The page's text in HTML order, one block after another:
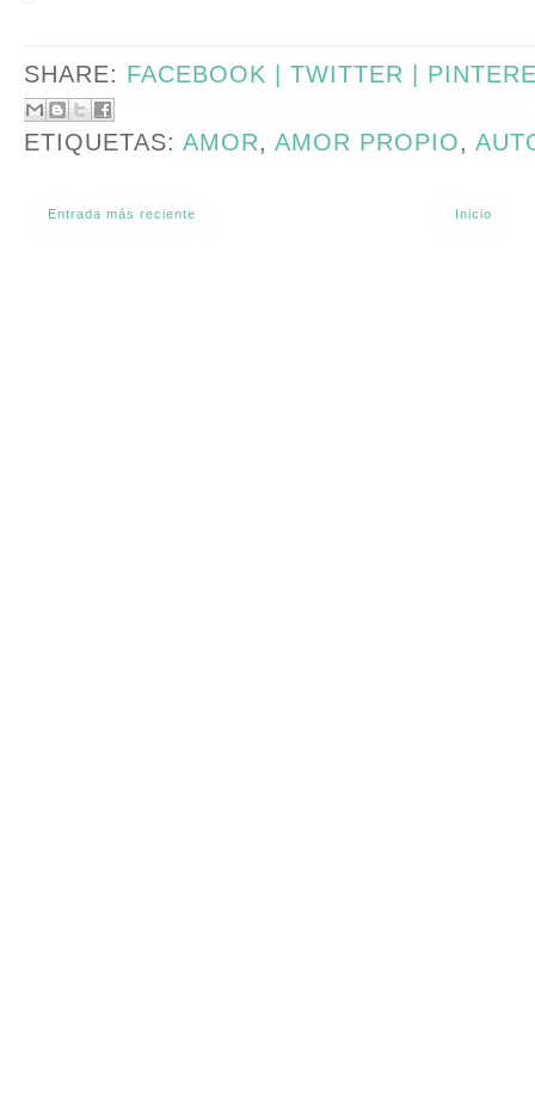
SHARE: FACEBOOK | TWITTER |
ETIQUETAS: AMOR, AMOR PROPIO,
Entrada más reciente Inicio